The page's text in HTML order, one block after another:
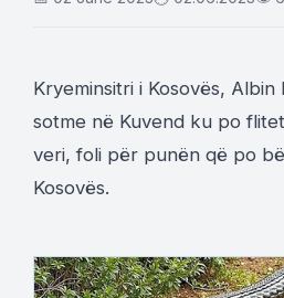
Kryeminsitri i Kosovës,
sotme në Kuvend ku po
veri, foli për punën që po
Kosovës.